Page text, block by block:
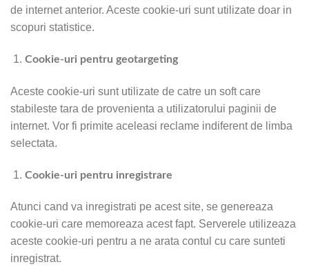
de internet anterior. Aceste cookie-uri sunt utilizate doar in
scopuri statistice.
Cookie-uri pentru geotargeting
Aceste cookie-uri sunt utilizate de catre un soft care
stabileste tara de provenienta a utilizatorului paginii de
internet. Vor fi primite aceleasi reclame indiferent de limba
selectata.
Cookie-uri pentru inregistrare
Atunci cand va inregistrati pe acest site, se genereaza
cookie-uri care memoreaza acest fapt. Serverele utilizeaza
aceste cookie-uri pentru a ne arata contul cu care sunteti
inregistrat.